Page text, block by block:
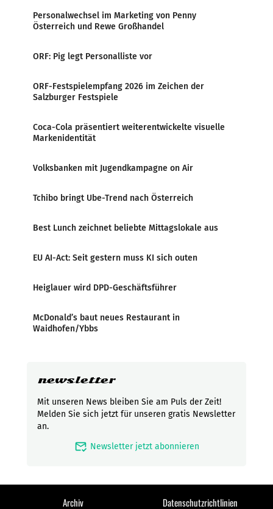
Personalwechsel im Marketing von Penny
Österreich und Rewe Großhandel
ORF: Pig legt Personalliste vor
ORF-Festspielempfang 2026 im Zeichen der
Salzburger Festspiele
Coca-Cola präsentiert weiterentwickelte visuelle
Markenidentität
Volksbanken mit Jugendkampagne on Air
Tchibo bringt Ube-Trend nach Österreich
Best Lunch zeichnet beliebte Mittagslokale aus
EU AI-Act: Seit gestern muss KI sich outen
Heiglauer wird DPD-Geschäftsführer
McDonald’s baut neues Restaurant in
Waidhofen/Ybbs
newsletter
Mit unseren News bleiben Sie am Puls der Zeit!
Melden Sie sich jetzt für unseren gratis Newsletter
an.
mark_email_read Newsletter jetzt abonnieren
Archiv Datenschutzrichtlinien